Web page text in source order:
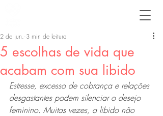
5 escolhas de vida que
acabam com sua libido
2 de jun. 3 min de leitura
Estresse, excesso de cobrança e relações
desgastantes podem silenciar o desejo
feminino. Muitas vezes, a libido não